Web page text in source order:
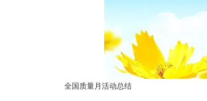
全国质量月活动总结